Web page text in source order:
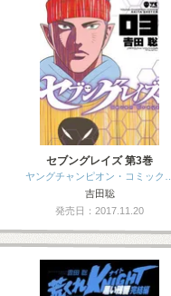
セブングレイズ 第3巻
ヤングチャンピオン・コミック…
吉田聡
発売日：2017.11.20